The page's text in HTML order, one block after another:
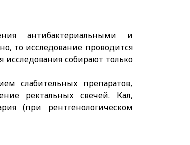
антибактериальными и
то исследование проводится
собирают только
слабительных препаратов,
ректальных свечей. Кал,
(при рентгенологическом